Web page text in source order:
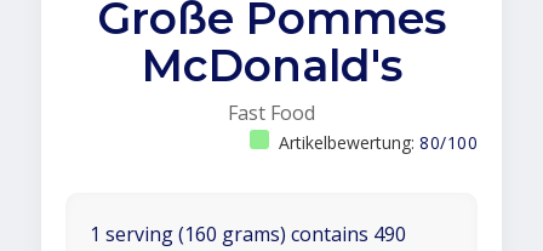
Große Pommes
McDonald's
Fast Food
Artikelbewertung: 80/100
1 serving (160 grams) contains 490